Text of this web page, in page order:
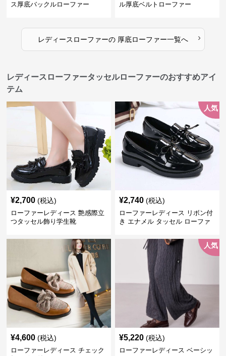
ス厚底バックルローファー
ル厚底ベルトローファー
レディースローファーの厚底ローファー一覧へ ›
レディースローファータッセルローファーのおすすめアイ
テム
¥2,700 (税込)
ローファーレディース 艶感際立
つタッセル飾り学生靴
人気
¥2,740 (税込)
ローファーレディース リボン付
き エナメル タッセル ローファ
¥4,600 (税込)
ローファーレディース チェック
人気
¥5,220 (税込)
ローファーレディース ベーシッ